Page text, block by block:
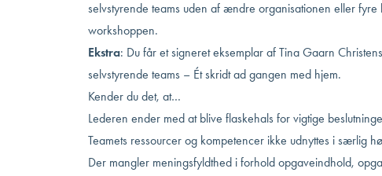
selvstyrende teams uden af ændre organisationen eller
workshoppen.
Ekstra: Du får et signeret eksemplar af Tina Gaarn
selvstyrende teams – Ét skridt ad gangen med hjem.
Kender du det, at…
Lederen ender med at blive flaskehals for vigtige
Teamets ressourcer og kompetencer ikke udnyttes i særlig
Der mangler meningsfyldthed i forhold opgaveindhold,